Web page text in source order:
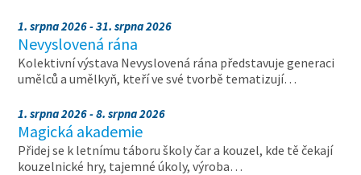
1. srpna 2026 - 31. srpna 2026
Nevyslovená rána
Kolektivní výstava Nevyslovená rána představuje generaci
umělců a umělkyň, kteří ve své tvorbě tematizují…
1. srpna 2026 - 8. srpna 2026
Magická akademie
Přidej se k letnímu táboru školy čar a kouzel, kde tě čekají
kouzelnické hry, tajemné úkoly, výroba…